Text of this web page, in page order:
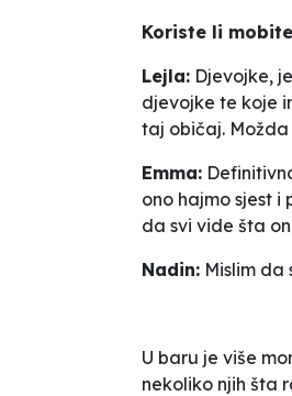
Koriste li
Lejla: Djevojke,
djevojke te koje
taj običaj.
Emma:
ono hajmo sjest i
da svi vide šta
Nadin: Mislim da
U baru je više
nekoliko njih šta